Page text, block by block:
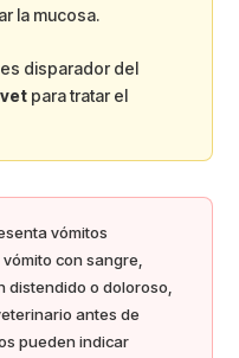
la mucosa.
disparador del
para tratar el
vómitos
con sangre,
distendido o doloroso,
antes de
pueden indicar